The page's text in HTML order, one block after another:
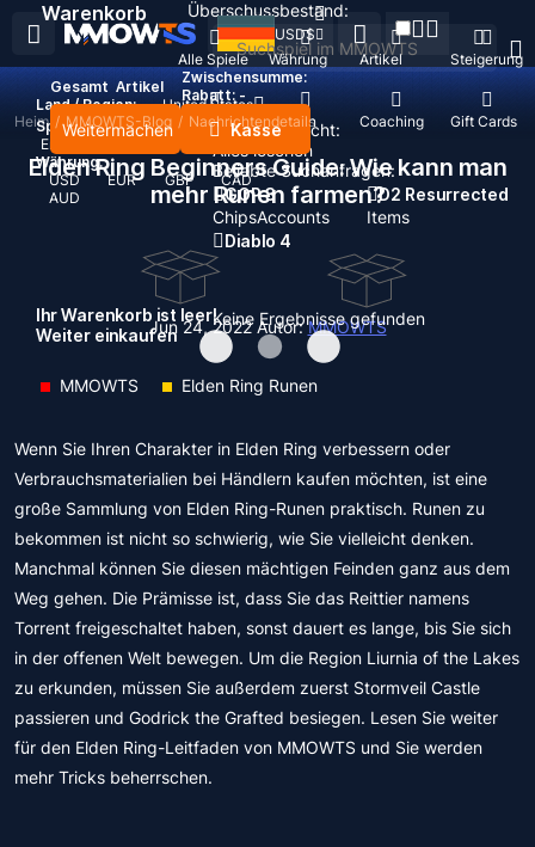
Zuletzt gesucht:
Alles löschen
Beliebte Suchanfragen:
GOP 3
ChipsAccounts
D2 Resurrected
Items
Diablo 4
Keine Ergebnisse gefunden
Alle Spiele Währung Artikel Steigerung
Nachfüllen Konten Coaching Gift Cards
USD$
Land / Region:
United States
Sprache:
English
Währung:
USD
EUR GBP
CAD
AUD
Warenkorb
Gesamt Artikel
Zwischensumme:
Rabatt: -
Weitermachen Kasse
Ihr Warenkorb ist leer!
Weiter einkaufen
Überschussbestand:
Heim / MMOWTS-Blog / Nachrichtendetails
Elden Ring Beginners Guide: Wie kann man
mehr Runen farmen?
Jun 24, 2022Autor:MMOWTS
MMOWTS Elden Ring Runen
Wenn Sie Ihren Charakter in Elden Ring verbessern oder
Verbrauchsmaterialien bei Händlern kaufen möchten, ist eine
große Sammlung von Elden Ring-Runen praktisch. Runen zu
bekommen ist nicht so schwierig, wie Sie vielleicht denken.
Manchmal können Sie diesen mächtigen Feinden ganz aus dem
Weg gehen. Die Prämisse ist, dass Sie das Reittier namens
Torrent freigeschaltet haben, sonst dauert es lange, bis Sie sich
in der offenen Welt bewegen. Um die Region Liurnia of the Lakes
zu erkunden, müssen Sie außerdem zuerst Stormveil Castle
passieren und Godrick the Grafted besiegen. Lesen Sie weiter
für den Elden Ring-Leitfaden von MMOWTS und Sie werden
mehr Tricks beherrschen.